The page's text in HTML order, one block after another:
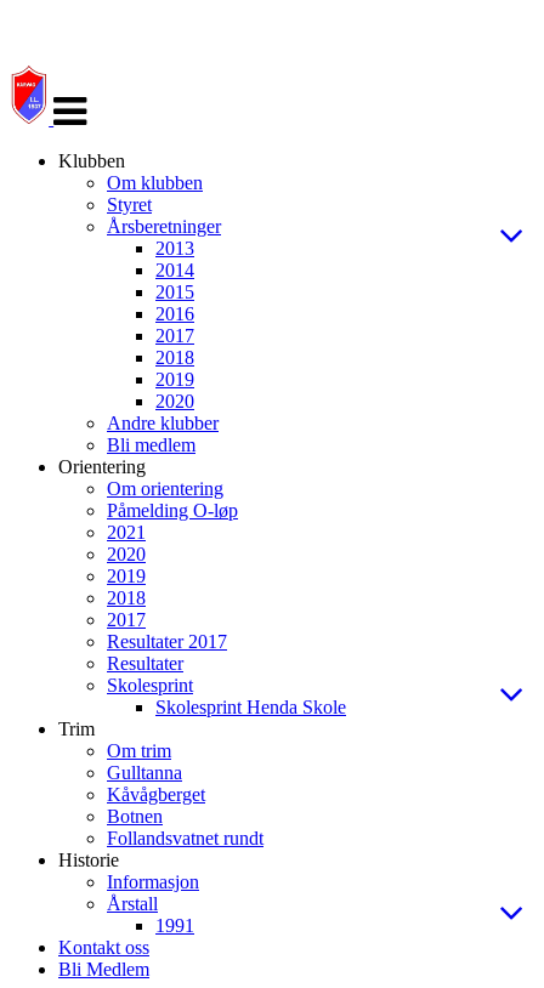
navigasjon
Klubben
Om klubben
Styret
Årsberetninger
2013
2014
2015
2016
2017
2018
2019
2020
Andre klubber
Bli medlem
Orientering
Om orientering
Påmelding O-løp
2021
2020
2019
2018
2017
Resultater 2017
Resultater
Skolesprint
Skolesprint Henda Skole
Trim
Om trim
Gulltanna
Kåvågberget
Botnen
Follandsvatnet rundt
Historie
Informasjon
Årstall
1991
Kontakt oss
Bli Medlem